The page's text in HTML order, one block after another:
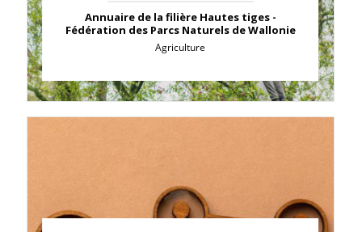
Annuaire de la filière Hautes tiges -
Fédération des Parcs Naturels de Wallonie
Agriculture